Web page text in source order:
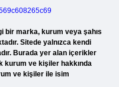
bir marka, kurum veya şahıs
Sitede yalnızca kendi
Burada yer alan içerikler
kurum ve kişiler hakkında
ve kişiler ile isim